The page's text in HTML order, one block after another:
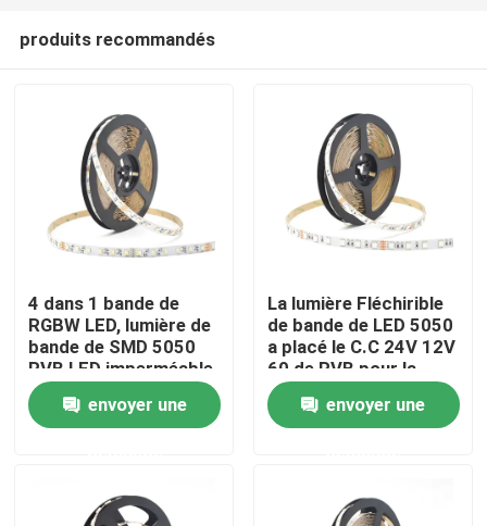
Maison
Au sujet de nous
produits recommandés
4 dans 1 bande de
RGBW LED, lumière de
bande de SMD 5050
RVB LED imperméable
IP20 IP67
envoyer une
La lumière Fléchirible
de bande de LED 5050
a placé le C.C 24V 12V
60 de RVB pour la
construction
envoyer une